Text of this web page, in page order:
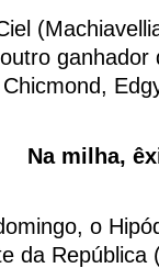
Na milha,
o
da